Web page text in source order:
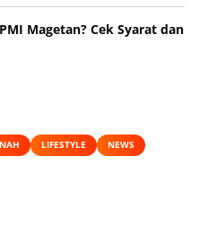
Magetan? Cek Syarat dan
LIFESTYLE
NEWS